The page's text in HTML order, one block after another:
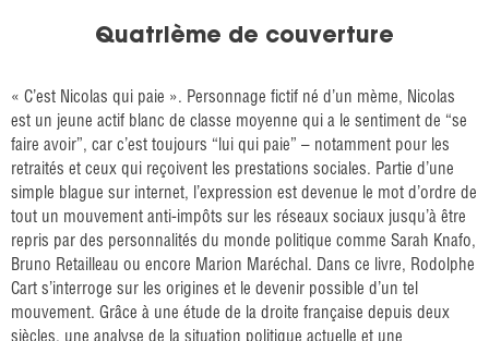
Quatrième de couverture
« C’est Nicolas qui paie ». Personnage fictif né d’un mème, Nicolas
est un jeune actif blanc de classe moyenne qui a le sentiment de “se
faire avoir”, car c’est toujours “lui qui paie” – notamment pour les
retraités et ceux qui reçoivent les prestations sociales. Partie d’une
simple blague sur internet, l’expression est devenue le mot d’ordre de
tout un mouvement anti-impôts sur les réseaux sociaux jusqu’à être
repris par des personnalités du monde politique comme Sarah Knafo,
Bruno Retailleau ou encore Marion Maréchal. Dans ce livre, Rodolphe
Cart s’interroge sur les origines et le devenir possible d’un tel
mouvement. Grâce à une étude de la droite française depuis deux
siècles, une analyse de la situation politique actuelle et une